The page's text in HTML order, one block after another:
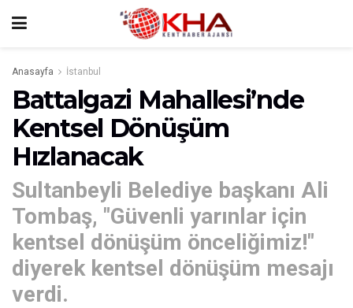
Anasayfa İstanbul
Battalgazi Mahallesi’nde
Kentsel Dönüşüm
Hızlanacak
Sultanbeyli Belediye başkanı Ali
Tombaş, "Güvenli yarınlar için
kentsel dönüşüm önceliğimiz!"
diyerek kentsel dönüşüm mesajı
verdi.